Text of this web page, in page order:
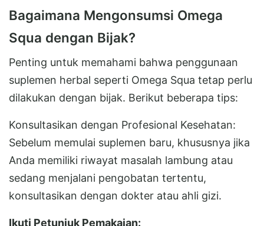
Bagaimana Mengonsumsi Omega
Squa dengan Bijak?
Penting untuk memahami bahwa penggunaan
suplemen herbal seperti Omega Squa tetap perlu
dilakukan dengan bijak. Berikut beberapa tips:
Konsultasikan dengan Profesional Kesehatan:
Sebelum memulai suplemen baru, khususnya jika
Anda memiliki riwayat masalah lambung atau
sedang menjalani pengobatan tertentu,
konsultasikan dengan dokter atau ahli gizi.
Ikuti Petunjuk Pemakaian: